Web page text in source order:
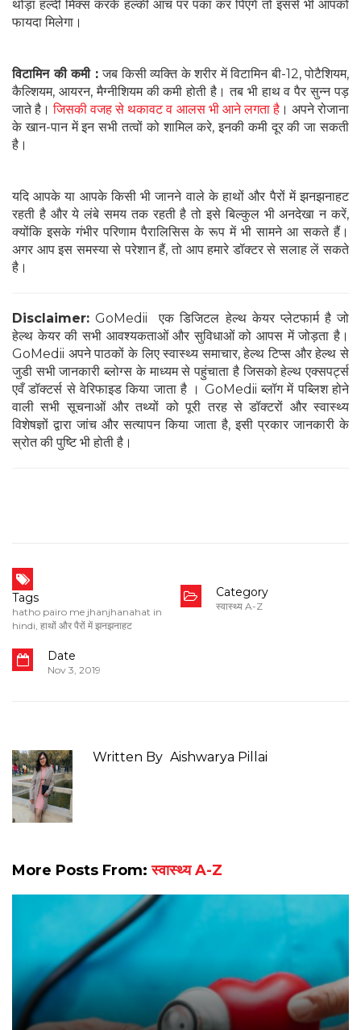
थोड़ा हल्दी मिक्स करके हल्की आंच पर पका कर पिएंगे तो इससे भी आपको
फायदा मिलेगा।
विटामिन की कमी :जब किसी व्यक्ति के शरीर में विटामिन बी-12, पोटैशियम,
कैल्शियम, आयरन, मैग्नीशियम की कमी होती है। तब भी हाथ व पैर सुन्न पड़
जाते है।जिसकी वजह से थकावट व आलस भी आने लगता है। अपने रोजाना
के खान-पान में इन सभी तत्वों को शामिल करे, इनकी कमी दूर की जा सकती
है।
यदि आपके या आपके किसी भी जानने वाले के हाथों और पैरों में झनझनाहट
रहती है और ये लंबे समय तक रहती है तो इसे बिल्कुल भी अनदेखा न करें,
क्योंकि इसके गंभीर परिणाम पैरालिसिस के रूप में भी सामने आ सकते हैं।
अगर आप इस समस्या से परेशान हैं, तो आप हमारे डॉक्टर से सलाह लें सकते
है।
Disclaimer: GoMedii एक डिजिटल हेल्थ केयर प्लेटफार्म है जो
हेल्थ केयर की सभी आवश्यकताओं और सुविधाओं को आपस में जोड़ता है।
GoMedii अपने पाठकों के लिए स्वास्थ्य समाचार, हेल्थ टिप्स और हेल्थ से
जुडी सभी जानकारी ब्लोग्स के माध्यम से पहुंचाता है जिसको हेल्थ एक्सपर्ट्स
एवँ डॉक्टर्स से वेरिफाइड किया जाता है । GoMedii ब्लॉग में पब्लिश होने
वाली सभी सूचनाओं और तथ्यों को पूरी तरह से डॉक्टरों और स्वास्थ्य
विशेषज्ञों द्वारा जांच और सत्यापन किया जाता है, इसी प्रकार जानकारी के
स्रोत की पुष्टि भी होती है।
Tags
hatho pairo me jhanjhanahat in
hindi, हाथों और पैरों में झनझनाहट
Category
स्वास्थ्य A-Z
Date
Nov 3, 2019
Written By Aishwarya Pillai
More Posts From:स्वास्थ्य A-Z